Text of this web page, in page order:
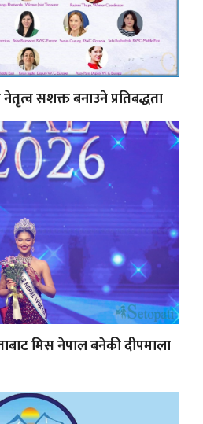
सशक्त बनाउने प्रतिबद्धता
मिस नेपाल बनेकी दीपमाला